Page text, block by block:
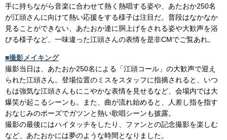
手に持ちながら音楽に合わせて熱く熱唱する姿や、あたおか250名
が江頭さんに向けて熱い応援をする様子は注目だ。普段はなかなか
見ることができない、あたおか達に胴上げをされる姿や大歓声を浴
びる様子など、一味違った江頭さんの表情を是非CMでご覧あれ。
■撮影メイキング
撮影当日は、あたおか250名による「江頭コール」 の大歓声で迎え
られた江頭さん。登場位置のミスをスタッフに指摘されると、 いつ
もは強気な江頭さんもにこやかな表情を見せるなど、 会場内では大
爆笑が起こるシーンも。また、曲が流れ始めると、
人差し指を指す
おなじみのポーズでガツンと熱い歌唱シーンも披露。
撮影の最後にはハイタッチをしたり、 ファンとの記念撮影を楽しむ
など、 あたおかには夢のような時間となりました。